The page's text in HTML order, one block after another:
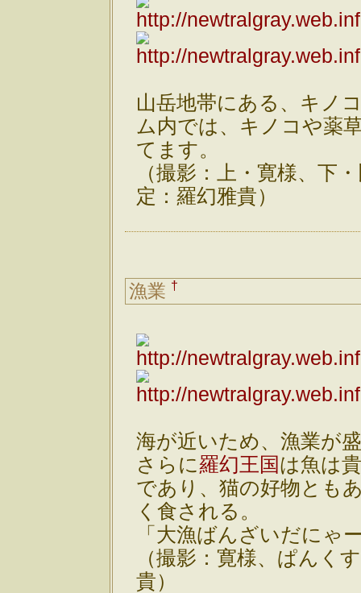
山岳地帯にある、キノ
ム内では、キノコや薬
てます。
（撮影：上・寛様、下
定：羅幻雅貴）
漁業 †
海が近いため、漁業が
さらに羅幻王国は魚は
であり、猫の好物とも
く食される。
「大漁ばんざいだにゃ
（撮影：寛様、ぱんく
貴）